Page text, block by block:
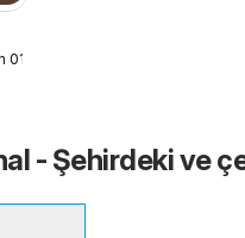
- Şehirdeki ve